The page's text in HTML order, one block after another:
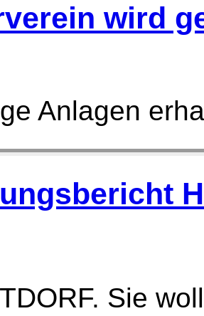
wird
Anlagen
Sie